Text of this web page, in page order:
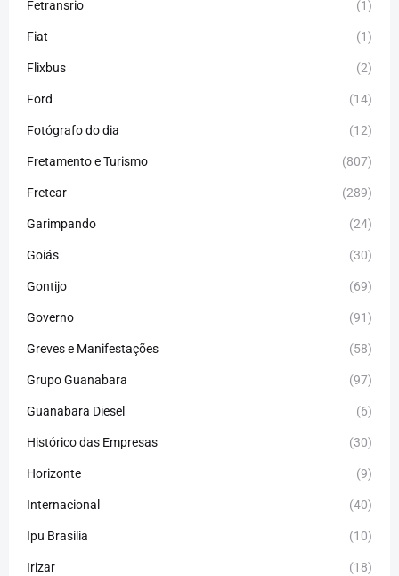
Fetransrio (1)
Fiat (1)
Flixbus (2)
Ford (14)
Fotógrafo do dia (12)
Fretamento e Turismo (807)
Fretcar (289)
Garimpando (24)
Goiás (30)
Gontijo (69)
Governo (91)
Greves e Manifestações (58)
Grupo Guanabara (97)
Guanabara Diesel (6)
Histórico das Empresas (30)
Horizonte (9)
Internacional (40)
Ipu Brasilia (10)
Irizar (18)